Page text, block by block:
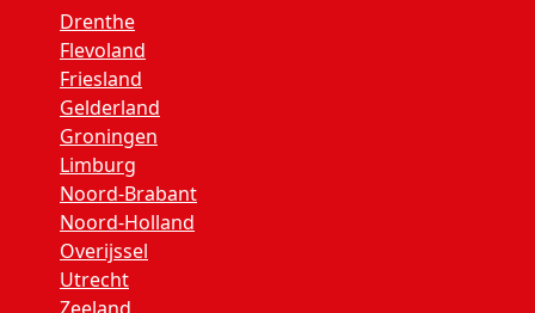
Drenthe
Flevoland
Friesland
Gelderland
Groningen
Limburg
Noord-Brabant
Noord-Holland
Overijssel
Utrecht